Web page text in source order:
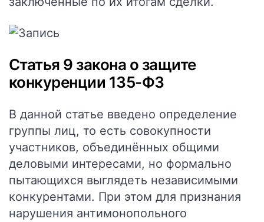
Статья 9 закона о защите
конкуренции 135-ФЗ
В данной статье введено определение
группы лиц, то есть совокупности
участников, объединённых общими
деловыми интересами, но формально
пытающихся выглядеть независимыми
конкурентами. При этом для признания
нарушения антимонопольного